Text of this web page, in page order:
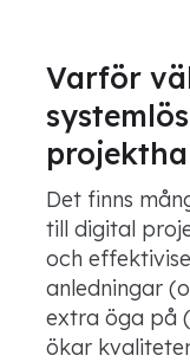
Varför
Det finns
till digital
och
anledningar
extra öga på
ökar